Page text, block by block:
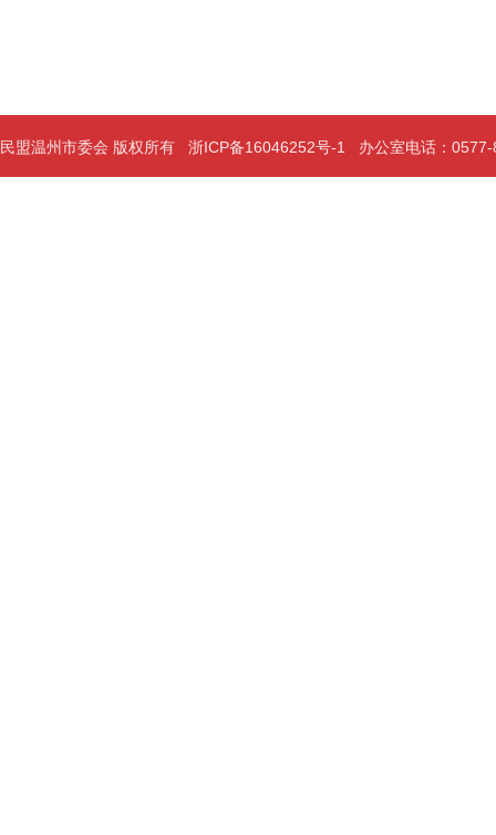
民盟温州市委会 版权所有 浙ICP备16046252号-1 办公室电话：